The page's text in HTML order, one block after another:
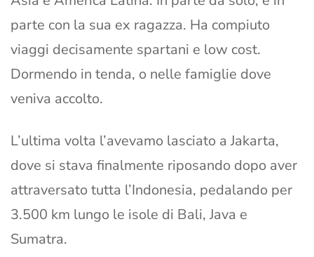
parte con la sua ex ragazza. Ha compiuto
viaggi decisamente spartani e low cost.
Dormendo in tenda, o nelle famiglie dove
veniva accolto.
L’ultima volta l’avevamo lasciato a Jakarta,
dove si stava finalmente riposando dopo aver
attraversato tutta l’Indonesia, pedalando per
3.500 km lungo le isole di Bali, Java e
Sumatra.